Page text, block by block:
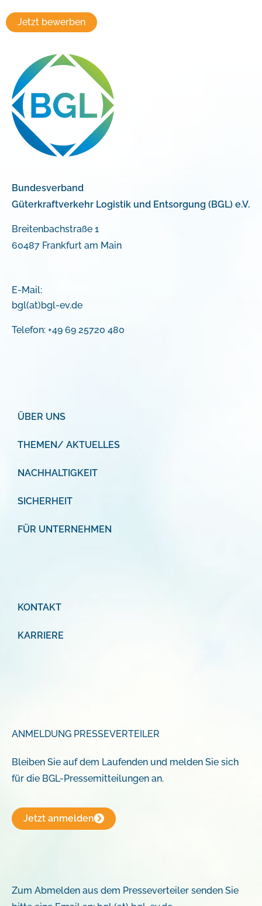
Bundesverband
Güterkraftverkehr Logistik und Entsorgung (BGL) e.V.
Breitenbachstraße 1
60487 Frankfurt am Main
E-Mail:
bgl(at)bgl-ev.de
Telefon: +49 69 25720 480
ÜBER UNS
THEMEN/ AKTUELLES
NACHHALTIGKEIT
SICHERHEIT
FÜR UNTERNEHMEN
KONTAKT
KARRIERE
ANMELDUNG PRESSEVERTEILER
Bleiben Sie auf dem Laufenden und melden Sie sich
für die BGL-Pressemitteilungen an.
Jetzt anmelden
Zum Abmelden aus dem Presseverteiler senden Sie